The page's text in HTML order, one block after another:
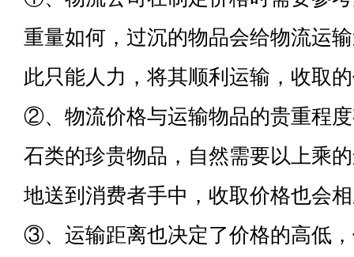
重量如何，过沉的物品会给物流运
此只能人力，将其顺利运输，收取
②、物流价格与运输物品的贵重程
石类的珍贵物品，自然需要以上乘
地送到消费者手中，收取价格也会
③、运输距离也决定了价格的高低